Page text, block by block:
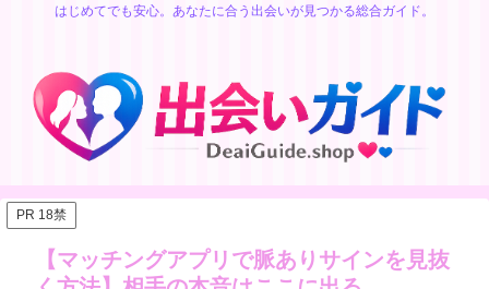
はじめてでも安心。あなたに合う出会いが見つかる総合ガイド。
PR 18禁
【マッチングアプリで脈ありサインを見抜